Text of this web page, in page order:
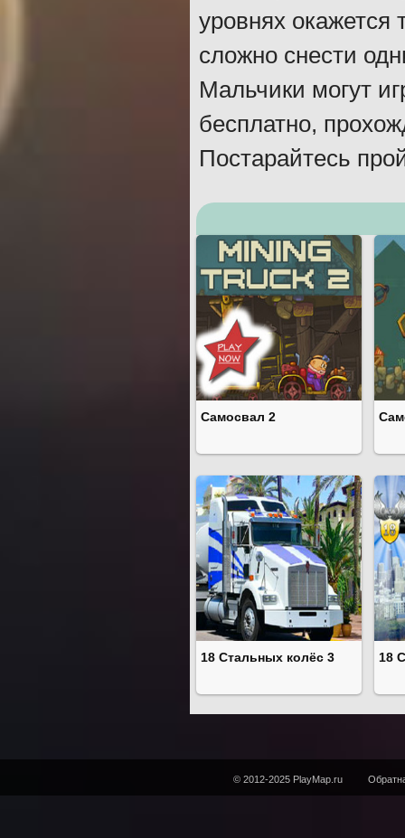
уровнях окажется
сложно снести
Мальчики могут
бесплатно,
Постарайтесь
Самосвал 2
18 Стальных колёс 3 18
© 2012-2025 PlayMap.ru